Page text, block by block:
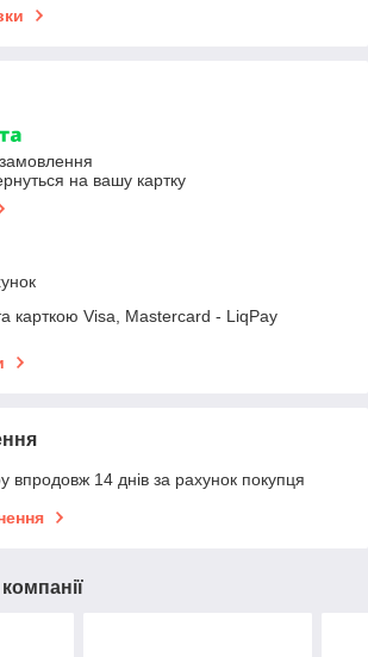
на вашу картку
карткою Visa, Mastercard - LiqPay
впродовж 14 днів за рахунок покупця